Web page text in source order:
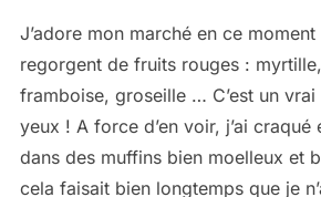
J’adore mon marché en ce
regorgent de fruits rouges :
framboise, groseille … C’est un
yeux ! A force d’en voir, j’ai craqué
dans des muffins bien moelleux et
cela faisait bien longtemps que je